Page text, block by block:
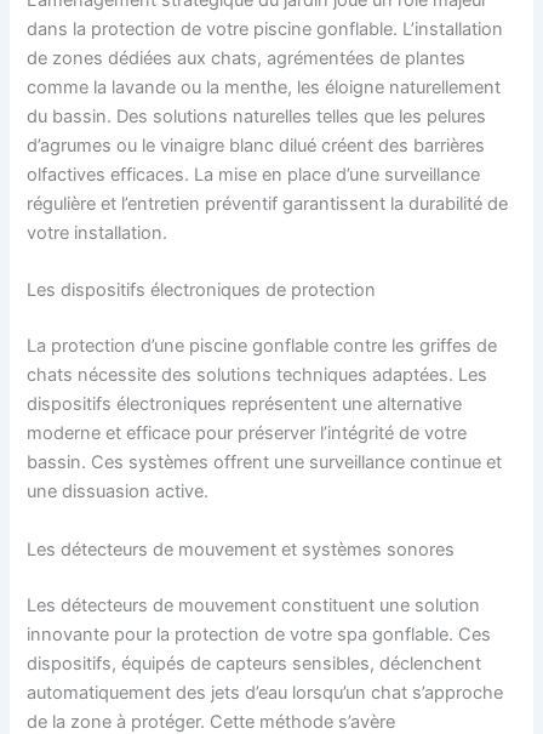
dans la protection de votre piscine gonflable. L’installation
de zones dédiées aux chats, agrémentées de plantes
comme la lavande ou la menthe, les éloigne naturellement
du bassin. Des solutions naturelles telles que les pelures
d’agrumes ou le vinaigre blanc dilué créent des barrières
olfactives efficaces. La mise en place d’une surveillance
régulière et l’entretien préventif garantissent la durabilité de
votre installation.
Les dispositifs électroniques de protection
La protection d’une piscine gonflable contre les griffes de
chats nécessite des solutions techniques adaptées. Les
dispositifs électroniques représentent une alternative
moderne et efficace pour préserver l’intégrité de votre
bassin. Ces systèmes offrent une surveillance continue et
une dissuasion active.
Les détecteurs de mouvement et systèmes sonores
Les détecteurs de mouvement constituent une solution
innovante pour la protection de votre spa gonflable. Ces
dispositifs, équipés de capteurs sensibles, déclenchent
automatiquement des jets d’eau lorsqu’un chat s’approche
de la zone à protéger. Cette méthode s’avère